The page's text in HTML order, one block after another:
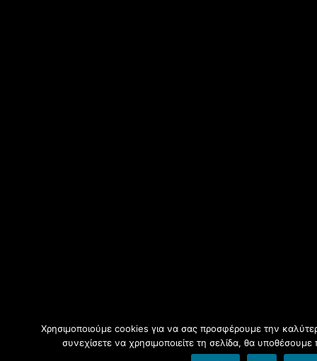
Χρησιμοποιούμε cookies για να σας προσφέρουμε την
συνεχίσετε να χρησιμοποιείτε τη σελίδα, θα